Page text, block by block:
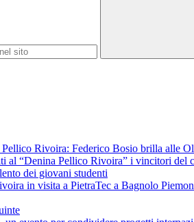
Rivoira: Federico Bosio brilla alle
al “Denina Pellico Rivoira” i vincitori del
dei giovani studenti
in visita a PietraTec a Bagnolo